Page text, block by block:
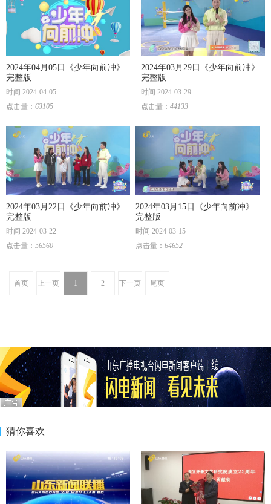
2024年04月05日《少年向前冲》
完整版
时间 2024-04-05
点击量： 63105
2024年03月29日《少年向前冲》
完整版
时间 2024-03-29
点击量： 44133
2024年03月22日《少年向前冲》
完整版
时间 2024-03-22
点击量： 56560
2024年03月15日《少年向前冲》
完整版
时间 2024-03-15
点击量： 64652
首页 上一页 1 2 下一页 尾页
猜你喜欢